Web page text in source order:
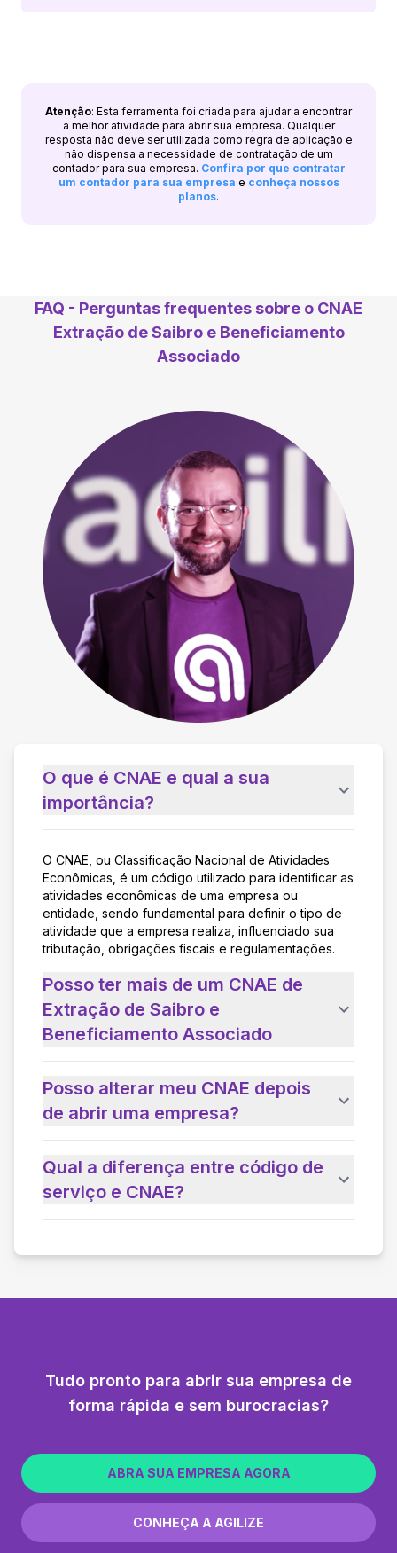
Atenção: Esta ferramenta foi criada para ajudar a encontrar
a melhor atividade para abrir sua empresa. Qualquer
resposta não deve ser utilizada como regra de aplicação e
não dispensa a necessidade de contratação de um
contador para sua empresa. Confira por que contratar
um contador para sua empresa e conheça nossos
planos.
FAQ - Perguntas frequentes sobre o CNAE
Extração de Saibro e Beneficiamento
Associado
O que é CNAE e qual a sua
importância?
O CNAE, ou Classificação Nacional de Atividades
Econômicas, é um código utilizado para identificar as
atividades econômicas de uma empresa ou
entidade, sendo fundamental para definir o tipo de
atividade que a empresa realiza, influenciado sua
tributação, obrigações fiscais e regulamentações.
Posso ter mais de um CNAE de
Extração de Saibro e
Beneficiamento Associado
Posso alterar meu CNAE depois
de abrir uma empresa?
Qual a diferença entre código de
serviço e CNAE?
Tudo pronto para abrir sua empresa de
forma rápida e sem burocracias?
ABRA SUA EMPRESA AGORA
CONHEÇA A AGILIZE